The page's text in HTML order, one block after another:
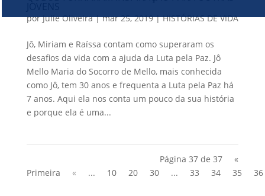
porJulie Oliveira|mar 25, 2019|HISTÓRIAS DE VIDA
Jô, Miriam e Raíssa contam como superaram os
desafios da vida com a ajuda da Luta pela Paz. Jô
Mello Maria do Socorro de Mello, mais conhecida
como Jô, tem 30 anos e frequenta a Luta pela Paz há
7 anos. Aqui ela nos conta um pouco da sua história
e porque ela é uma...
Página 37 de 37
«
Primeira
« ... 10 20 30 ... 33 34 35 36